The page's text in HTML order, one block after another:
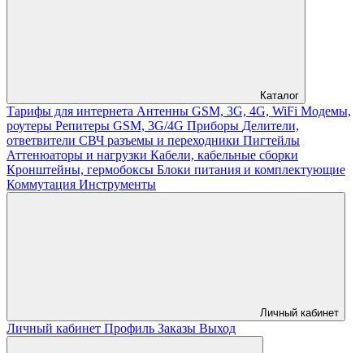
Каталог
Тарифы для интернета Антенны GSM, 3G, 4G, WiFi Модемы,
роутеры Репитеры GSM, 3G/4G Приборы Делители,
ответвители СВЧ разъемы и переходники Пигтейлы
Аттенюаторы и нагрузки Кабели, кабельные сборки
Кронштейны, гермобоксы Блоки питания и комплектующие
Коммутация Инструменты
Личный кабинет
Личный кабинет Профиль Заказы Выход